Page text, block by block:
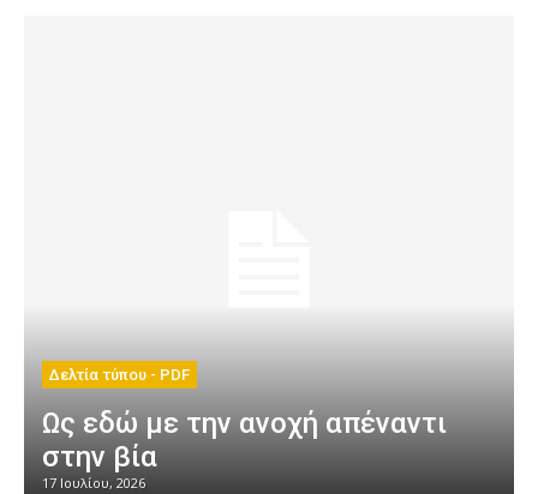
Δελτία τύπου - PDF
Ως εδώ με την ανοχή απέναντι
στην βία
17 Ιουλίου, 2026